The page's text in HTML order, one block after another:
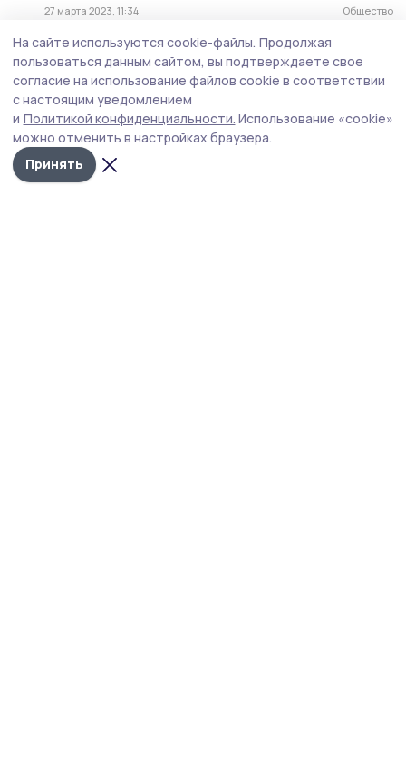
27 марта 2023, 11:34 Общество
Счастья и благополучия в
Международный женский день
желают мужчины уваровским
женщинам
8 марта 2023, 09:09 Статья
На праздничное чаепитие в
Уварове пригласили матерей и
На сайте используются cookie-файлы. Продолжая
пользоваться данным сайтом, вы подтверждаете свое
согласие на использование файлов cookie в соответствии
с настоящим уведомлением
и Политикой конфиденциальности. Использование «cookie»
можно отменить в настройках браузера.
Принять